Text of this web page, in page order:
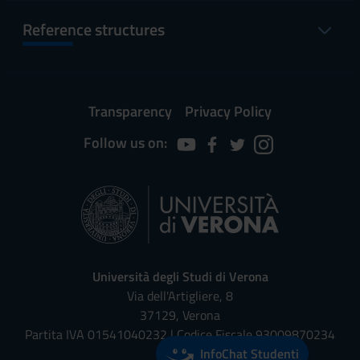
Reference structures
Transparency
Privacy Policy
Follow us on:
Università degli Studi di Verona
Via dell'Artigliere, 8
37129, Verona
Partita IVA 01541040232 | Codice Fiscale 93009870234
InfoChat Studenti